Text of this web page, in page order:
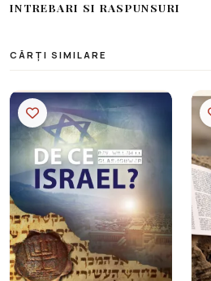
INTREBARI SI RASPUNSURI
CĂRȚI SIMILARE